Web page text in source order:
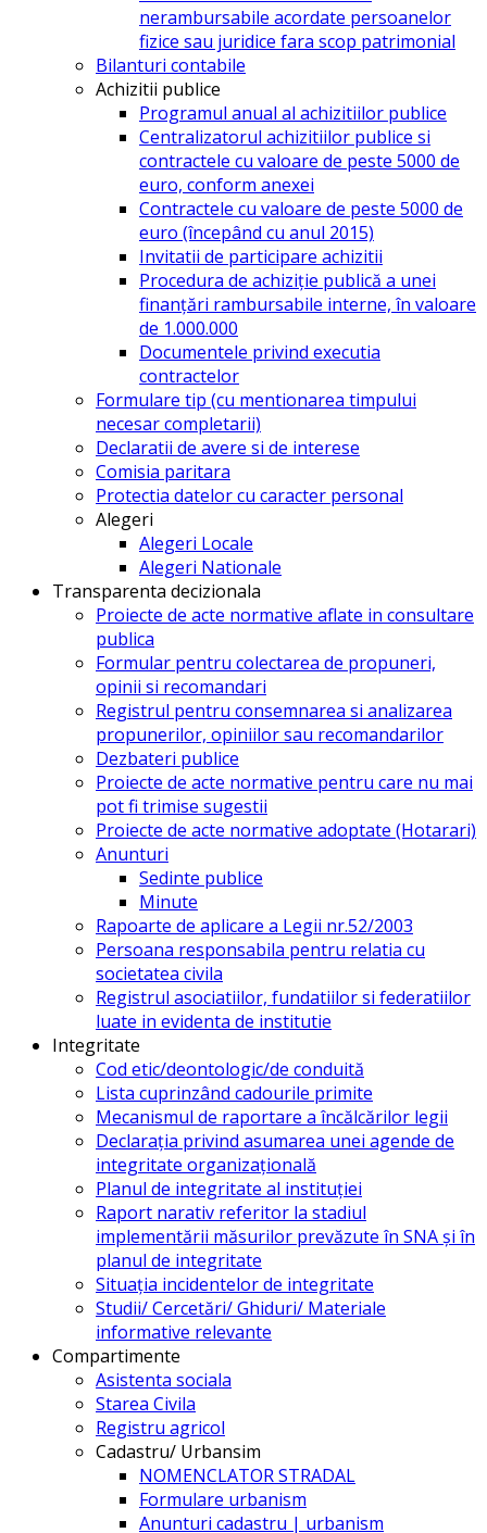
nerambursabile acordate persoanelor
fizice sau juridice fara scop patrimonial
Bilanturi contabile
Achizitii publice
Programul anual al achizitiilor publice
Centralizatorul achizitiilor publice si
contractele cu valoare de peste 5000 de
euro, conform anexei
Contractele cu valoare de peste 5000 de
euro (începând cu anul 2015)
Invitatii de participare achizitii
Procedura de achiziție publică a unei
finanțări rambursabile interne, în valoare
de 1.000.000
Documentele privind executia
contractelor
Formulare tip (cu mentionarea timpului
necesar completarii)
Declaratii de avere si de interese
Comisia paritara
Protectia datelor cu caracter personal
Alegeri
Alegeri Locale
Alegeri Nationale
Transparenta decizionala
Proiecte de acte normative aflate in consultare
publica
Formular pentru colectarea de propuneri,
opinii si recomandari
Registrul pentru consemnarea si analizarea
propunerilor, opiniilor sau recomandarilor
Dezbateri publice
Proiecte de acte normative pentru care nu mai
pot fi trimise sugestii
Proiecte de acte normative adoptate (Hotarari)
Anunturi
Sedinte publice
Minute
Rapoarte de aplicare a Legii nr.52/2003
Persoana responsabila pentru relatia cu
societatea civila
Registrul asociatiilor, fundatiilor si federatiilor
luate in evidenta de institutie
Integritate
Cod etic/deontologic/de conduită
Lista cuprinzând cadourile primite
Mecanismul de raportare a încălcărilor legii
Declarația privind asumarea unei agende de
integritate organizațională
Planul de integritate al instituției
Raport narativ referitor la stadiul
implementării măsurilor prevăzute în SNA și în
planul de integritate
Situația incidentelor de integritate
Studii/ Cercetări/ Ghiduri/ Materiale
informative relevante
Compartimente
Asistenta sociala
Starea Civila
Registru agricol
Cadastru/ Urbansim
NOMENCLATOR STRADAL
Formulare urbanism
Anunturi cadastru | urbanism